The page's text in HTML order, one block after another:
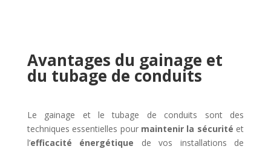
Avantages du gainage et
du tubage de conduits
Le gainage et le tubage de conduits sont des
techniques essentielles pour maintenir la sécurité et
l’efficacité énergétique de vos installations de